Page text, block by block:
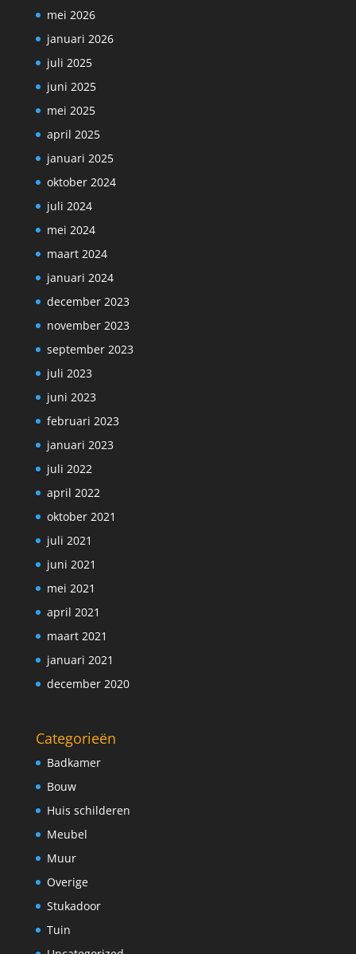
mei 2026
januari 2026
juli 2025
juni 2025
mei 2025
april 2025
januari 2025
oktober 2024
juli 2024
mei 2024
maart 2024
januari 2024
december 2023
november 2023
september 2023
juli 2023
juni 2023
februari 2023
januari 2023
juli 2022
april 2022
oktober 2021
juli 2021
juni 2021
mei 2021
april 2021
maart 2021
januari 2021
december 2020
Categorieën
Badkamer
Bouw
Huis schilderen
Meubel
Muur
Overige
Stukadoor
Tuin